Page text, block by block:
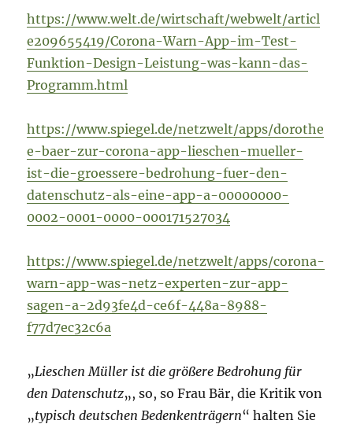
https://www.welt.de/wirtschaft/webwelt/articl
e209655419/Corona-Warn-App-im-Test-
Funktion-Design-Leistung-was-kann-das-
Programm.html
https://www.spiegel.de/netzwelt/apps/dorothe
e-baer-zur-corona-app-lieschen-mueller-
ist-die-groessere-bedrohung-fuer-den-
datenschutz-als-eine-app-a-00000000-
0002-0001-0000-000171527034
https://www.spiegel.de/netzwelt/apps/corona-
warn-app-was-netz-experten-zur-app-
sagen-a-2d93fe4d-ce6f-448a-8988-
f77d7ec32c6a
„Lieschen Müller ist die größere Bedrohung für
den Datenschutz„, so, so Frau Bär, die Kritik von
„typisch deutschen Bedenkenträgern“ halten Sie